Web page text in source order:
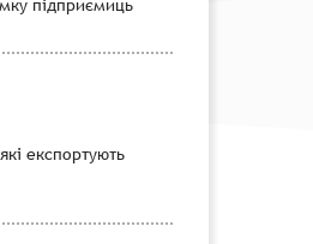
підприємиць
експортують